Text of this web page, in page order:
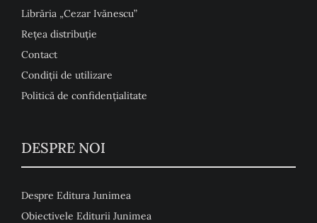
Librăria „Cezar Ivănescu”
Rețea distribuție
Contact
Condiţii de utilizare
Politică de confidențialitate
DESPRE NOI
Despre Editura Junimea
Obiectivele Editurii Junimea